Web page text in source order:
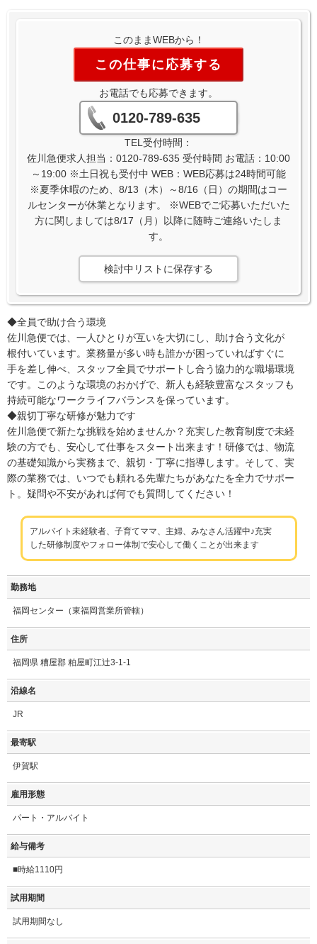
このままWEBから！
この仕事に応募する
お電話でも応募できます。
0120-789-635
TEL受付時間：
佐川急便求人担当：0120-789-635 受付時間 お電話：10:00
～19:00 ※土日祝も受付中 WEB：WEB応募は24時間可能
※夏季休暇のため、8/13（木）～8/16（日）の期間はコー
ルセンターが休業となります。 ※WEBでご応募いただいた
方に関しましては8/17（月）以降に随時ご連絡いたしま
す。
検討中リストに保存する
◆全員で助け合う環境
佐川急便では、一人ひとりが互いを大切にし、助け合う文化が
根付いています。業務量が多い時も誰かが困っていればすぐに
手を差し伸べ、スタッフ全員でサポートし合う協力的な職場環境
です。このような環境のおかげで、新人も経験豊富なスタッフも
持続可能なワークライフバランスを保っています。
◆親切丁寧な研修が魅力です
佐川急便で新たな挑戦を始めませんか？充実した教育制度で未経
験の方でも、安心して仕事をスタート出来ます！研修では、物流
の基礎知識から実務まで、親切・丁寧に指導します。そして、実
際の業務では、いつでも頼れる先輩たちがあなたを全力でサポー
ト。疑問や不安があれば何でも質問してください！
アルバイト未経験者、子育てママ、主婦、みなさん活躍中♪充実
した研修制度やフォロー体制で安心して働くことが出来ます
勤務地
福岡センター（東福岡営業所管轄）
住所
福岡県 糟屋郡 粕屋町江辻3-1-1
沿線名
JR
最寄駅
伊賀駅
雇用形態
パート・アルバイト
給与備考
■時給1110円
試用期間
試用期間なし